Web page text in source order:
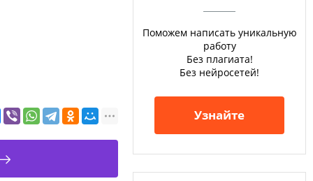
Поможем написать уникальную
работу
Без плагиата!
Без нейросетей!
Узнайте